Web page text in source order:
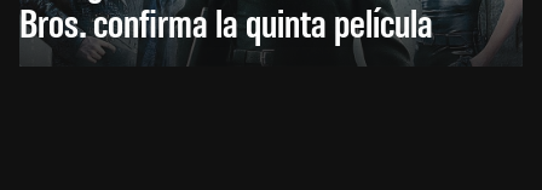
Bros. confirma la quinta película